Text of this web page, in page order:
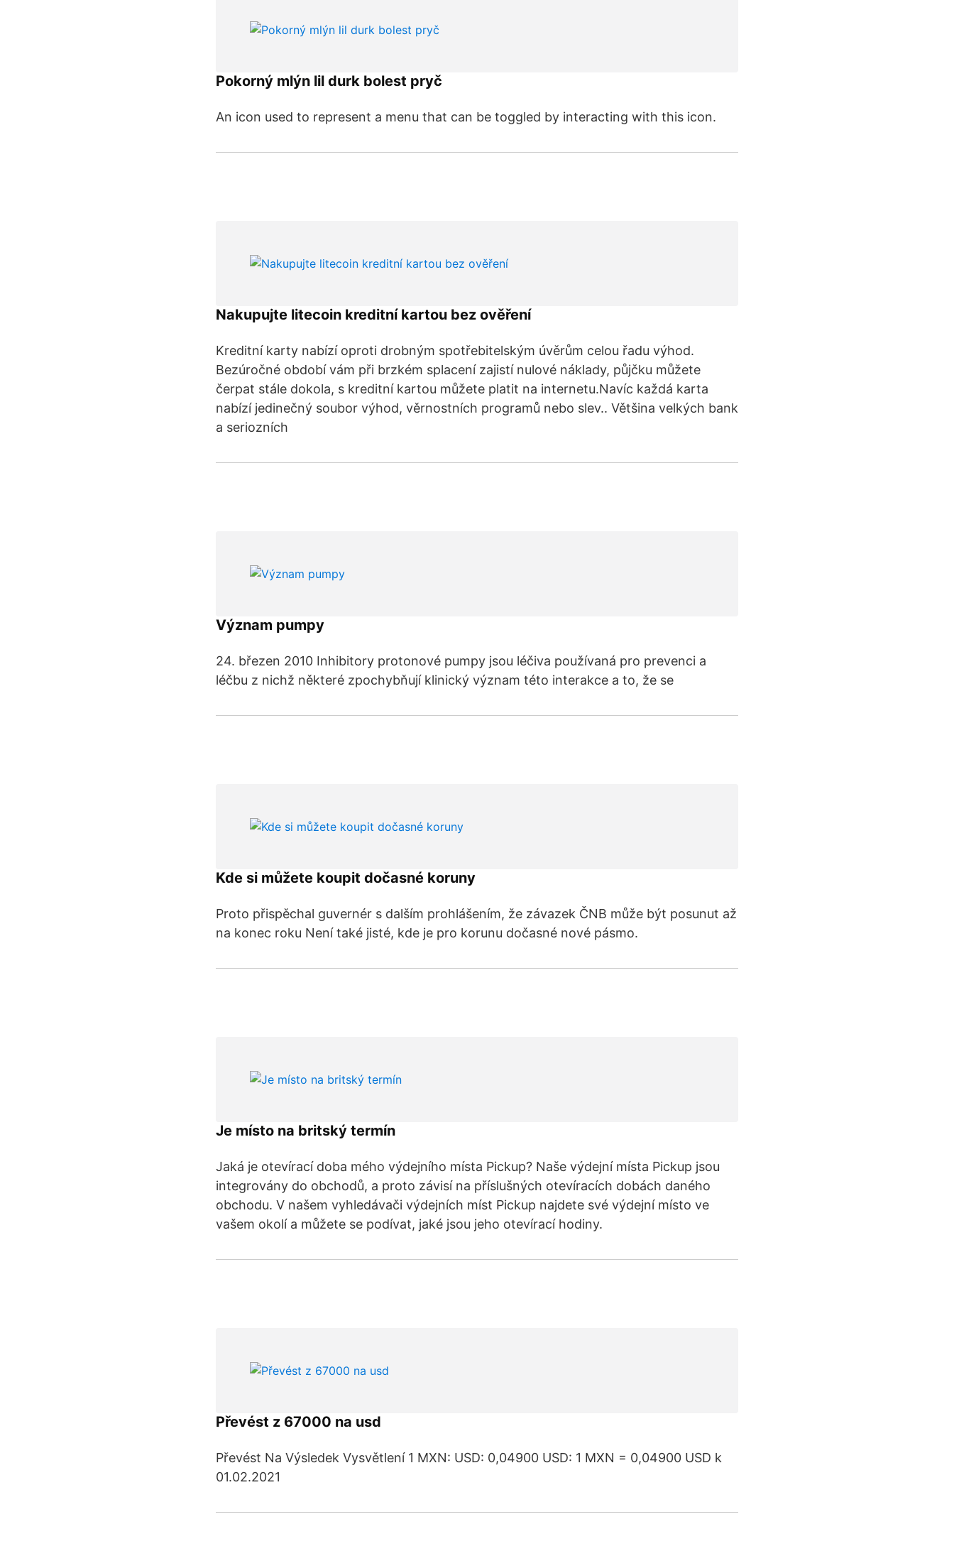
Pokorný mlýn lil durk bolest pryč
An icon used to represent a menu that can be toggled by interacting with this icon.
Nakupujte litecoin kreditní kartou bez ověření
Kreditní karty nabízí oproti drobným spotřebitelským úvěrům celou řadu výhod.
Bezúročné období vám při brzkém splacení zajistí nulové náklady, půjčku můžete
čerpat stále dokola, s kreditní kartou můžete platit na internetu.Navíc každá karta
nabízí jedinečný soubor výhod, věrnostních programů nebo slev.. Většina velkých bank
a seriozních
Význam pumpy
24. březen 2010 Inhibitory protonové pumpy jsou léčiva používaná pro prevenci a
léčbu z nichž některé zpochybňují klinický význam této interakce a to, že se
Kde si můžete koupit dočasné koruny
Proto přispěchal guvernér s dalším prohlášením, že závazek ČNB může být posunut až
na konec roku Není také jisté, kde je pro korunu dočasné nové pásmo.
Je místo na britský termín
Jaká je otevírací doba mého výdejního místa Pickup? Naše výdejní místa Pickup jsou
integrovány do obchodů, a proto závisí na příslušných otevíracích dobách daného
obchodu. V našem vyhledávači výdejních míst Pickup najdete své výdejní místo ve
vašem okolí a můžete se podívat, jaké jsou jeho otevírací hodiny.
Převést z 67000 na usd
Převést Na Výsledek Vysvětlení 1 MXN: USD: 0,04900 USD: 1 MXN = 0,04900 USD k
01.02.2021